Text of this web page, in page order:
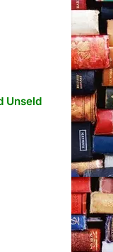
Unseld